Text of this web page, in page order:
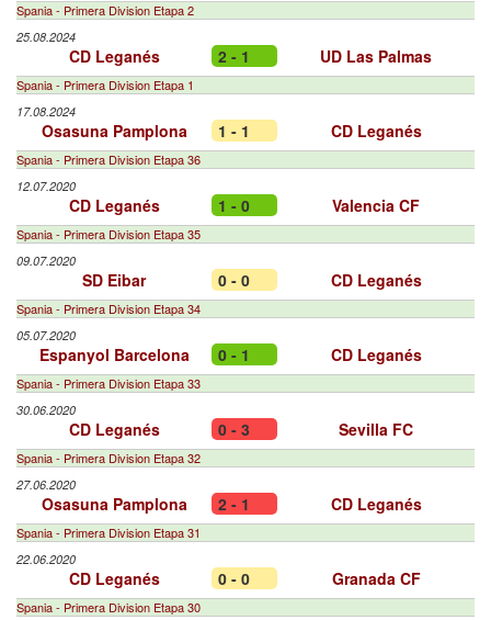
Spania - Primera Division Etapa 2
25.08.2024
CD Leganés 2 - 1 UD Las Palmas
Spania - Primera Division Etapa 1
17.08.2024
Osasuna Pamplona 1 - 1 CD Leganés
Spania - Primera Division Etapa 36
12.07.2020
CD Leganés 1 - 0 Valencia CF
Spania - Primera Division Etapa 35
09.07.2020
SD Eibar 0 - 0 CD Leganés
Spania - Primera Division Etapa 34
05.07.2020
Espanyol Barcelona 0 - 1 CD Leganés
Spania - Primera Division Etapa 33
30.06.2020
CD Leganés 0 - 3 Sevilla FC
Spania - Primera Division Etapa 32
27.06.2020
Osasuna Pamplona 2 - 1 CD Leganés
Spania - Primera Division Etapa 31
22.06.2020
CD Leganés 0 - 0 Granada CF
Spania - Primera Division Etapa 30